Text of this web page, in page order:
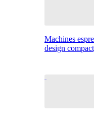
Machines
design